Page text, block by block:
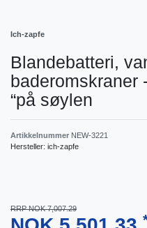
Ich-zapfe
Blandebatteri,
baderomskraner
“på søylen
Artikkelnummer NEW-3221
Hersteller: ich-zapfe
RRP NOK 7,007.29